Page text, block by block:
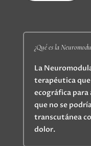
¿Qué es la
La
terapéutica
ecográfica para
que no se
transcutánea
dolor.